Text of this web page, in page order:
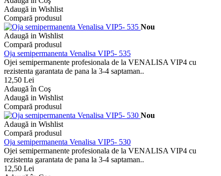
Adaugă in Wishlist
Compară produsul
Nou
Adaugă in Wishlist
Compară produsul
Oja semipermanenta Venalisa VIP5- 535
Ojei semipermanente profesionala de la VENALISA VIP4 cu
rezistenta garantata de pana la 3-4 saptaman..
12,50 Lei
Adaugă în Coş
Adaugă in Wishlist
Compară produsul
Nou
Adaugă in Wishlist
Compară produsul
Oja semipermanenta Venalisa VIP5- 530
Ojei semipermanente profesionala de la VENALISA VIP4 cu
rezistenta garantata de pana la 3-4 saptaman..
12,50 Lei